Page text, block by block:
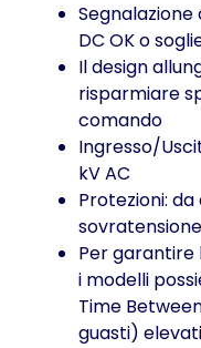
DC OK o
Il design
risparmiare
comando
Ingresso/
kV AC
Protezioni:
Per garantire
i modelli
Time
guasti)